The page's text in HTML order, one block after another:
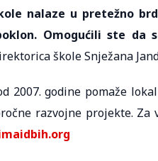
nalaze u pretežno
Omogućili ste da
škole Snježana
2007. godine pomaže
razvojne projekte.